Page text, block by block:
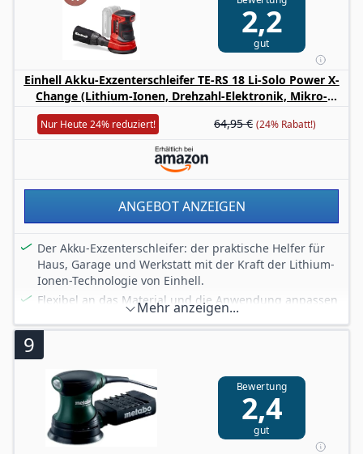
Lieferumfang: Bosch Microfilter (2 605 411
198);Gummischleifteller (2 608 601 175);1 Schleifblatt
(Red Wood);Kartonschachtel
2,2
gut
Einhell Akku-Exzenterschleifer TE-RS 18 Li-Solo Power X-
Change (Lithium-Ionen, Drehzahl-Elektronik, Mikro-
Kletthaftung, inkl. 1x Schleifpapier P80, ohne Akku und
Ladegerät)
Nur Heute 24% reduziert! 64,95 € (24% Rabatt!)
ANGEBOT ANZEIGEN
Der Akku-Exzenterschleifer: der praktische Helfer für
Haus, Garage und Werkstatt mit der Kraft der Lithium-
Ionen-Technologie von Einhell.
Flexibel an das Material und die Anwendung anpassen
mit der Drehzahl-Elektronik.
Fester und angenehmer Halt mit dem Softgrip.
Schleifpapierwechsel im Handumdrehen mit der Mikro-
Kletthaftung.
Mit integrierter Staubabsaugung und externem
Anschluss für Staubabsauger.
Die Power X-Change-Familie: Ein Akku für alle!
Lieferung ohne Akku und ohne Ladegerät.
Mehr anzeigen...
9
Bewertung
2,4
gut